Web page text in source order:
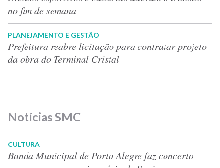
no fim de semana
PLANEJAMENTO E GESTÃO
Prefeitura reabre licitação para contratar projeto
da obra do Terminal Cristal
Notícias SMC
CULTURA
Banda Municipal de Porto Alegre faz concerto